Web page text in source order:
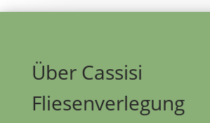
Über Cassisi
Fliesenverlegung